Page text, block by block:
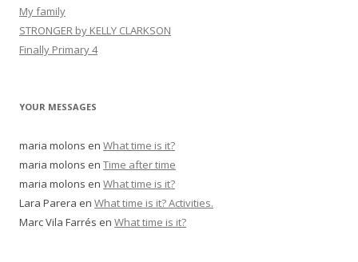
My family
STRONGER by KELLY CLARKSON
Finally Primary 4
YOUR MESSAGES
maria molons en What time is it?
maria molons en Time after time
maria molons en What time is it?
Lara Parera en What time is it? Activities.
Marc Vila Farrés en What time is it?